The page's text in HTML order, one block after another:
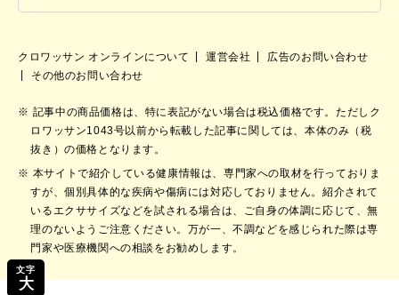
文字
大
クロワッサン オンラインについて 運営会社
広告のお問い合わせ
その他のお問い合わせ
記事中の商品価格は、特に表記がない場合は税込価格です。ただしク
ロワッサン1043号以前から転載した記事に関しては、本体のみ（税
抜き）の価格となります。
本サイトで紹介している健康情報は、専門家への取材を行っておりま
すが、個別具体的な疾病や傷病には対応しておりません。紹介されて
いるエクササイズなどを試される場合は、ご自身の体調に応じて、無
理のないようご注意ください。万が一、不調などを感じられた際は専
門家や医療機関への相談をお勧めします。